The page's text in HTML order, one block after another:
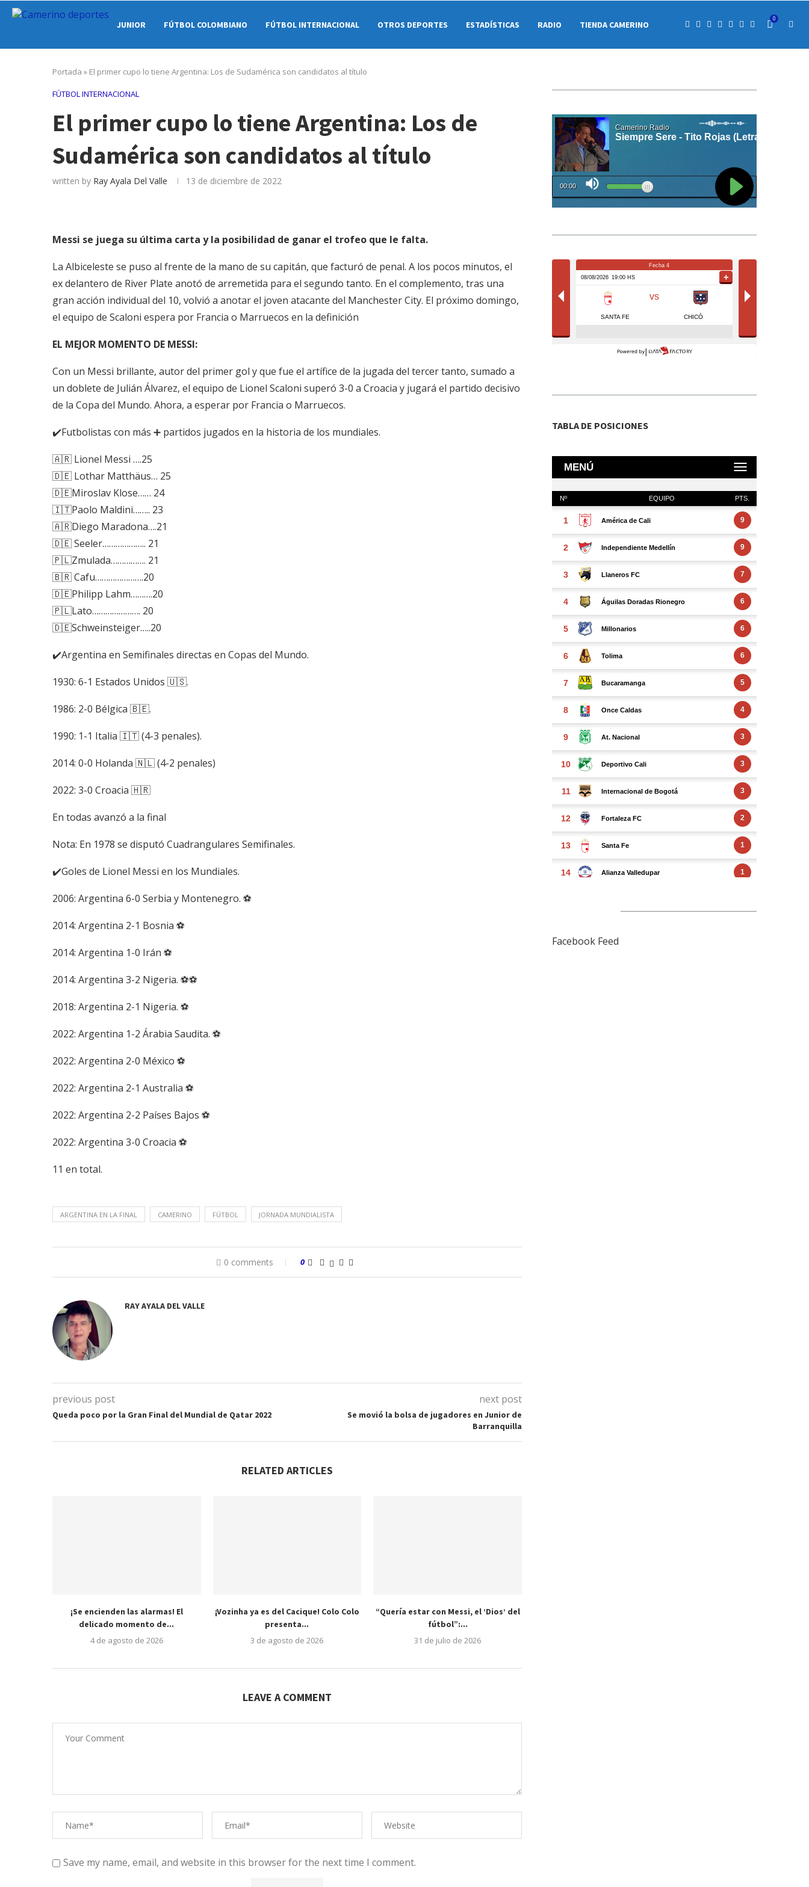
JUNIOR FÚTBOL COLOMBIANO FÚTBOL INTERNACIONAL OTROS DEPORTES ESTADÍSTICAS RADIO TIENDA CAMERINO
0
Portada » El primer cupo lo tiene Argentina: Los de Sudamérica son candidatos al título
FÚTBOL INTERNACIONAL
El primer cupo lo tiene Argentina: Los de
Sudamérica son candidatos al título
written by Ray Ayala Del Valle 13 de diciembre de 2022
Messi se juega su última carta y la posibilidad de ganar el trofeo que le falta.
La Albiceleste se puso al frente de la mano de su capitán, que facturó de penal. A los pocos minutos, el
ex delantero de River Plate anotó de arremetida para el segundo tanto. En el complemento, tras una
gran acción individual del 10, volvió a anotar el joven atacante del Manchester City. El próximo domingo,
el equipo de Scaloni espera por Francia o Marruecos en la definición
EL MEJOR MOMENTO DE MESSI:
Con un Messi brillante, autor del primer gol y que fue el artífice de la jugada del tercer tanto, sumado a
un doblete de Julián Álvarez, el equipo de Lionel Scaloni superó 3-0 a Croacia y jugará el partido decisivo
de la Copa del Mundo. Ahora, a esperar por Francia o Marruecos.
✔️Futbolistas con más ➕ partidos jugados en la historia de los mundiales.
🇦🇷 Lionel Messi ….25
🇩🇪 Lothar Matthäus… 25
🇩🇪Miroslav Klose…… 24
🇮🇹Paolo Maldini…….. 23
🇦🇷Diego Maradona….21
🇩🇪 Seeler……………….. 21
🇵🇱Zmulada……………. 21
🇧🇷 Cafu………………….20
🇩🇪Philipp Lahm……….20
🇵🇱Lato…………………. 20
🇩🇪Schweinsteiger…..20
✔️Argentina en Semifinales directas en Copas del Mundo.
1930: 6-1 Estados Unidos 🇺🇸.
1986: 2-0 Bélgica 🇧🇪.
1990: 1-1 Italia 🇮🇹 (4-3 penales).
2014: 0-0 Holanda 🇳🇱 (4-2 penales)
2022: 3-0 Croacia 🇭🇷
En todas avanzó a la final
Nota: En 1978 se disputó Cuadrangulares Semifinales.
✔️Goles de Lionel Messi en los Mundiales.
2006: Argentina 6-0 Serbia y Montenegro. ⚽
2014: Argentina 2-1 Bosnia ⚽
2014: Argentina 1-0 Irán ⚽
2014: Argentina 3-2 Nigeria. ⚽⚽
2018: Argentina 2-1 Nigeria. ⚽
2022: Argentina 1-2 Árabia Saudita. ⚽
2022: Argentina 2-0 México ⚽
2022: Argentina 2-1 Australia ⚽
2022: Argentina 2-2 Países Bajos ⚽
2022: Argentina 3-0 Croacia ⚽
11 en total.
ARGENTINA EN LA FINAL CAMERINO FÚTBOL JORNADA MUNDIALISTA
0 comments 0
RAY AYALA DEL VALLE
previous post
Queda poco por la Gran Final del Mundial de Qatar 2022
next post
Se movió la bolsa de jugadores en Junior de
Barranquilla
RELATED ARTICLES
¡Se encienden las alarmas! El
delicado momento de...
4 de agosto de 2026
¡Vozinha ya es del Cacique! Colo Colo
presenta...
3 de agosto de 2026
“Quería estar con Messi, el ‘Dios’ del
fútbol”:...
31 de julio de 2026
LEAVE A COMMENT
Save my name, email, and website in this browser for the next time I comment.
TABLA DE POSICIONES
Facebook Feed